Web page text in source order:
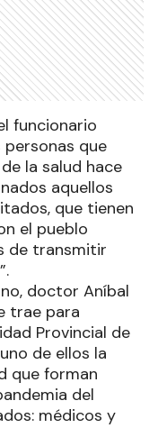
funcionario
personas que
la salud hace
aquellos
que tienen
el pueblo
de transmitir
doctor Aníbal
trae para
Provincial de
de ellos la
que forman
del
médicos y